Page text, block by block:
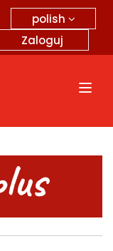
polish
Zaloguj